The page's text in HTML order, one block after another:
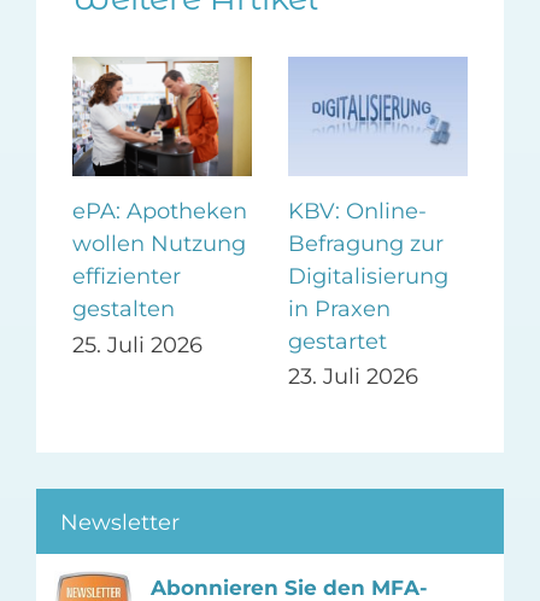
ePA: Apotheken
wollen Nutzung
effizienter
gestalten
25. Juli 2026
KBV: Online-
Befragung zur
Digitalisierung
in Praxen
gestartet
23. Juli 2026
Newsletter
Abonnieren Sie den MFA-